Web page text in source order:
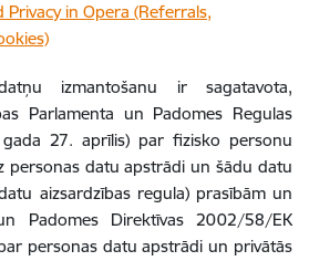
Privacy in Opera (Referrals,
izmantošanu ir sagatavota,
Parlamenta un Padomes Regulas
27. aprīlis) par fizisko personu
personas datu apstrādi un šādu datu
aizsardzības regula) prasībām un
Padomes Direktīvas 2002/58/EK
personas datu apstrādi un privātās